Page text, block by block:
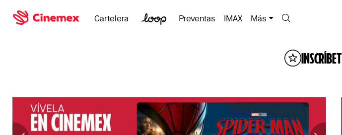
Cartelera Preventas IMAX Más